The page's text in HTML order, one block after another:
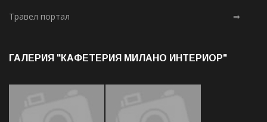
Травел портал ⇒
ГАЛЕРИЯ "КАФЕТЕРИЯ МИЛАНО ИНТЕРИОР"